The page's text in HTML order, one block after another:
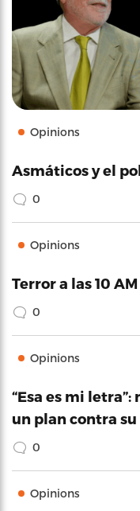
Opinions
Asmáticos y el
0
Opinions
Terror a las 10 AM
0
Opinions
“Esa es mi
un plan contra su
0
Opinions